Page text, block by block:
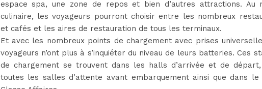
espace spa, une zone de repos et bien d’autres attractions. Au
culinaire, les voyageurs pourront choisir entre les nombreux
et cafés et les aires de restauration de tous les terminaux.
Et avec les nombreux points de chargement avec prises
voyageurs n’ont plus à s’inquiéter du niveau de leurs batteries. Ces
de chargement se trouvent dans les halls d’arrivée et de
toutes les salles d’attente avant embarquement ainsi que dans le